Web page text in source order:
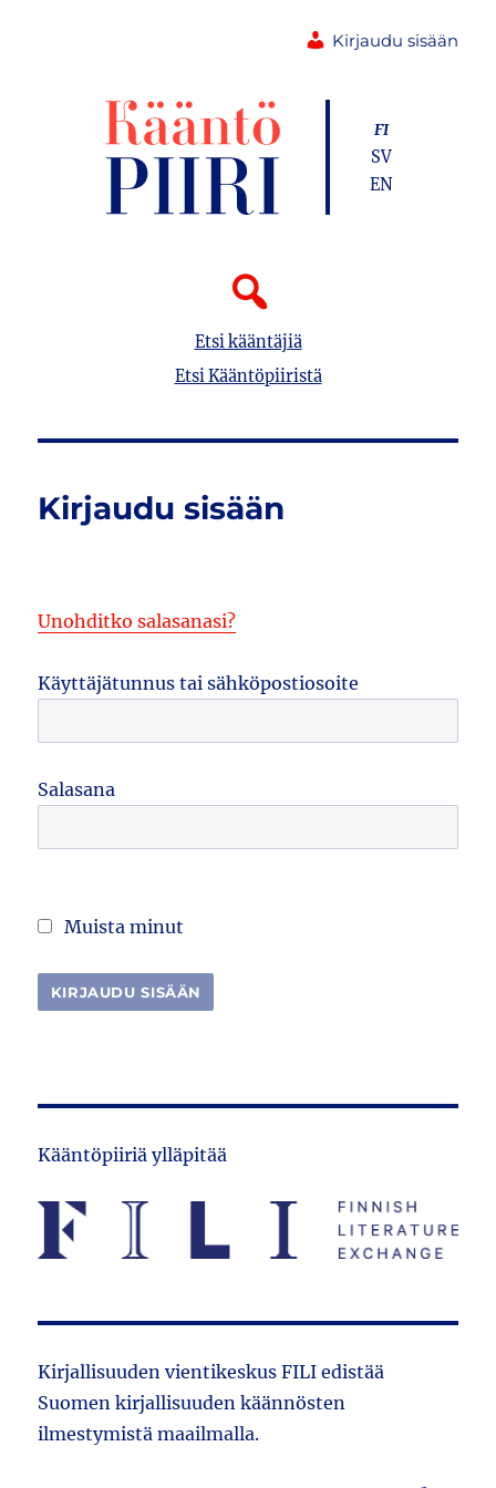
Kirjaudu sisään
Etsi kääntäjiä
Etsi Kääntöpiiristä
FI
SV
EN
Kirjaudu sisään
Unohditko salasanasi?
Käyttäjätunnus tai sähköpostiosoite
Salasana
Muista minut
Kääntöpiiriä ylläpitää
Kirjallisuuden vientikeskus FILI edistää
Suomen kirjallisuuden käännösten
ilmestymistä maailmalla.